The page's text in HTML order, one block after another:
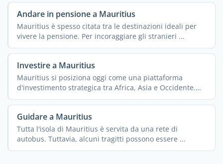
Andare in pensione a Mauritius
Mauritius è spesso citata tra le destinazioni ideali per
vivere la pensione. Per incoraggiare gli stranieri ...
Investire a Mauritius
Mauritius si posiziona oggi come una piattaforma
d'investimento strategica tra Africa, Asia e Occidente.
Con ...
Guidare a Mauritius
Tutta l'isola di Mauritius è servita da una rete di
autobus. Tuttavia, alcuni tragitti possono essere ...